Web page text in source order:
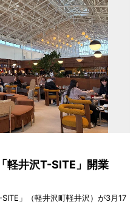
軽井沢T-SITE」開業
」（軽井沢町軽井沢）が3月17